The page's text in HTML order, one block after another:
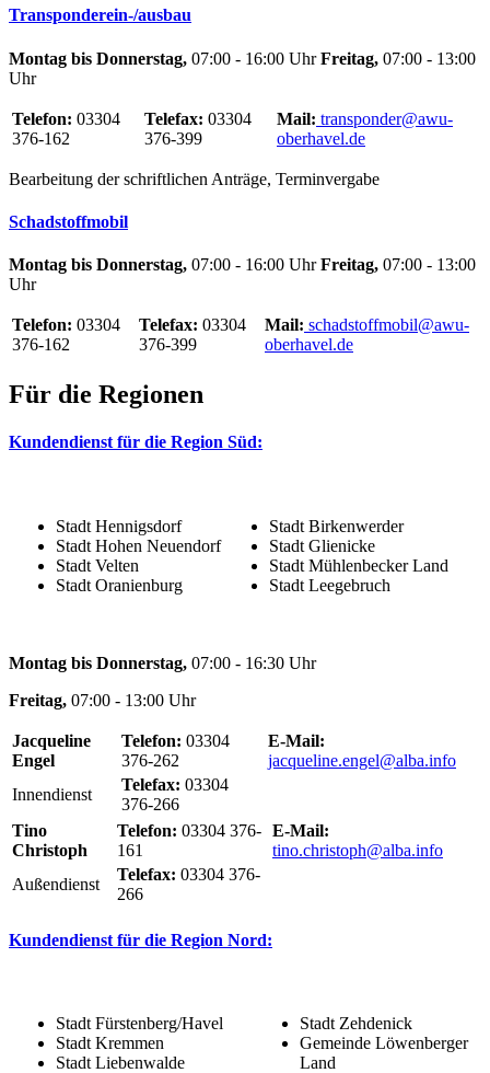
Transponderein-/ausbau
Montag bis Donnerstag, 07:00 - 16:00 UhrFreitag, 07:00 - 13:00
Uhr
Telefon: 03304
376-162
Telefax: 03304
376-399
Mail: transponder@awu-
oberhavel.de
Bearbeitung der schriftlichen Anträge, Terminvergabe
Schadstoffmobil
Montag bis Donnerstag, 07:00 - 16:00 UhrFreitag, 07:00 - 13:00
Uhr
Telefon: 03304
376-162
Telefax: 03304
376-399
Mail: schadstoffmobil@awu-
oberhavel.de
Für die Regionen
Kundendienst für die Region Süd:
Stadt Hennigsdorf
Stadt Hohen Neuendorf
Stadt Velten
Stadt Oranienburg
Stadt Birkenwerder
Stadt Glienicke
Stadt Mühlenbecker Land
Stadt Leegebruch
Montag bis Donnerstag, 07:00 - 16:30 Uhr
Freitag, 07:00 - 13:00 Uhr
Jacqueline
Engel
Telefon: 03304
376-262
E-Mail:
jacqueline.engel@alba.info
Innendienst
Telefax: 03304
376-266
Tino
Christoph
Telefon: 03304 376-
161
E-Mail:
tino.christoph@alba.info
Außendienst
Telefax: 03304 376-
266
Kundendienst für die Region Nord:
Stadt Fürstenberg/Havel
Stadt Kremmen
Stadt Liebenwalde
Stadt Zehdenick
Gemeinde Löwenberger
Land